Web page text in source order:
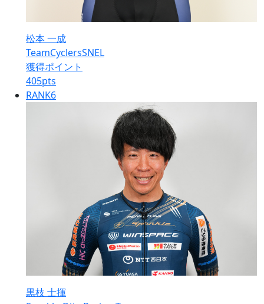
松本 一成
TeamCyclersSNEL
獲得ポイント
405pts
RANK6
黒枝 士揮